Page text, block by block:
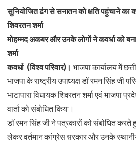
सुनियोजित ढंग से सनातन को क्षति पहुंचाने का
शिवरतन शर्मा
मोहम्मद अकबर और उनके लोगों ने कवर्धा को
शर्मा
कवर्धा (विश्व परिवार)। भाजपा कार्यालय में
भाजपा के राष्ट्रीय उपाध्यक्ष डॉ रमन सिंह जी
भाटापारा विधायक शिवरतन शर्मा एवं भाजपा
वार्ता को संबोधित किया।
डॉ रमन सिंह जी ने पत्रकारों को संबोधित करते
लेकर वर्तमान कांग्रेस सरकार और उनके